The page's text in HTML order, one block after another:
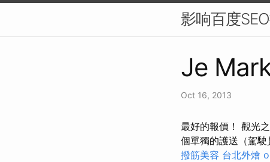
影响百度
Je
Oct 16, 2013
最好的報價！ 觀光
個單獨的護送（駕駛
撥筋美容 台北外燴